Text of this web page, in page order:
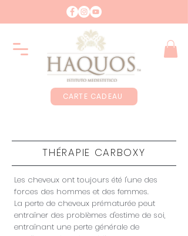
CARTE CADEAU
THÉRAPIE CARBOXY
Les cheveux ont toujours été l'une des
forces des hommes et des femmes.
La perte de cheveux prématurée peut
entraîner des problèmes d'estime de soi,
entraînant une perte générale de